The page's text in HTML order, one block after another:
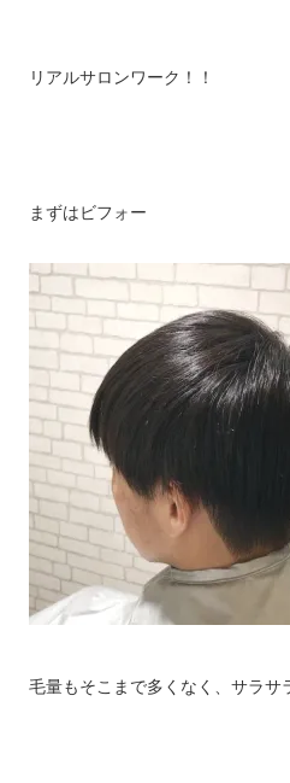
リアルサロンワーク！！
まずはビフォー
毛量もそこまで多くなく、サラ